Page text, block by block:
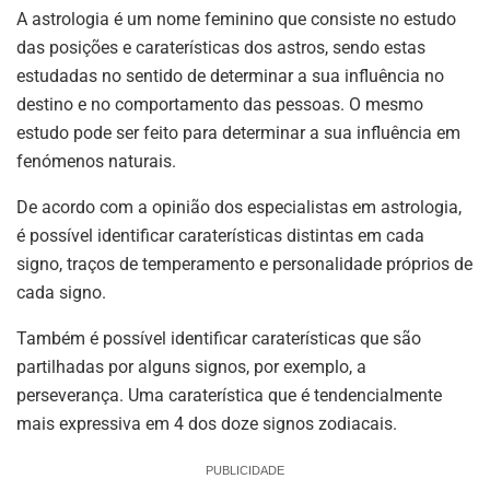
A astrologia é um nome feminino que consiste no estudo
das posições e caraterísticas dos astros, sendo estas
estudadas no sentido de determinar a sua influência no
destino e no comportamento das pessoas. O mesmo
estudo pode ser feito para determinar a sua influência em
fenómenos naturais.
De acordo com a opinião dos especialistas em astrologia,
é possível identificar caraterísticas distintas em cada
signo, traços de temperamento e personalidade próprios de
cada signo.
Também é possível identificar caraterísticas que são
partilhadas por alguns signos, por exemplo, a
perseverança. Uma caraterística que é tendencialmente
mais expressiva em 4 dos doze signos zodiacais.
PUBLICIDADE